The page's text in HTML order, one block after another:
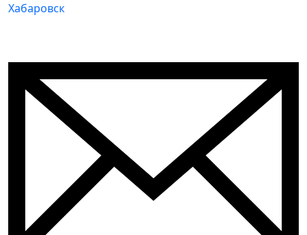
Хабаровск